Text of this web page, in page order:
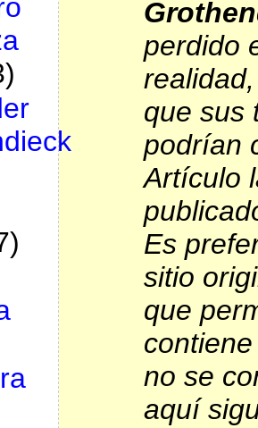
perdido
que sus
podrían
Artículo
Es
sitio
que
no se
aquí